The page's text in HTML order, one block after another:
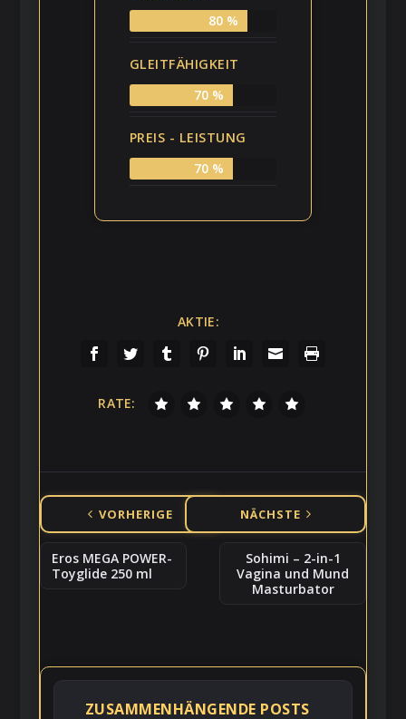
80 %
GLEITFÄHIGKEIT
70 %
PREIS - LEISTUNG
70 %
AKTIE:
RATE:
VORHERIGE
Eros MEGA POWER-
Toyglide 250 ml
NÄCHSTE
Sohimi – 2-in-1
Vagina und Mund
Masturbator
ZUSAMMENHÄNGENDE POSTS